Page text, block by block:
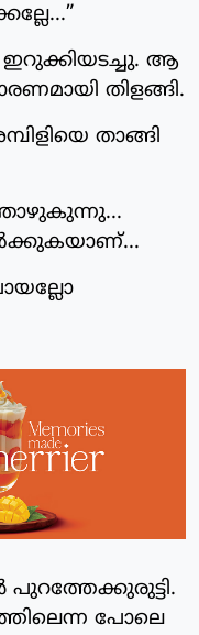
ആ
തിളങ്ങി.
താങ്ങി
പോലെ